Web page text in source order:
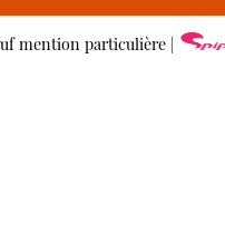
mention particulière |